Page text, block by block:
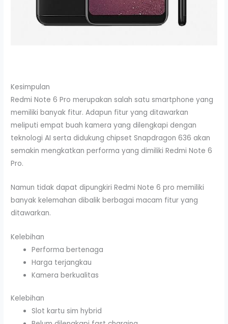
Kesimpulan
Redmi Note 6 Pro merupakan salah satu smartphone yang
memiliki banyak fitur. Adapun fitur yang ditawarkan
meliputi empat buah kamera yang dilengkapi dengan
teknologi AI serta didukung chipset Snapdragon 636 akan
semakin mengkatkan performa yang dimiliki Redmi Note 6
Pro.
Namun tidak dapat dipungkiri Redmi Note 6 pro memiliki
banyak kelemahan dibalik berbagai macam fitur yang
ditawarkan.
Kelebihan
Performa bertenaga
Harga terjangkau
Kamera berkualitas
Kelebihan
Slot kartu sim hybrid